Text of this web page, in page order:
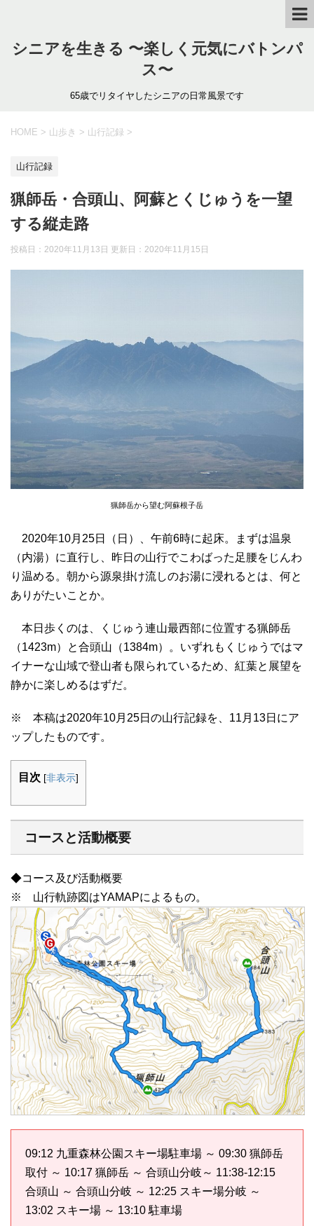
シニアを生きる 〜楽しく元気にバトンパ
ス〜
65歳でリタイヤしたシニアの日常風景です
HOME > 山歩き > 山行記録 >
山行記録
猟師岳・合頭山、阿蘇とくじゅうを一望
する縦走路
投稿日：2020年11月13日 更新日： 2020年11月15日
猟師岳から望む阿蘇根子岳
2020年10月25日（日）、午前6時に起床。まずは温泉
（内湯）に直行し、昨日の山行でこわばった足腰をじんわ
り温める。朝から源泉掛け流しのお湯に浸れるとは、何と
ありがたいことか。
本日歩くのは、くじゅう連山最西部に位置する猟師岳
（1423m）と合頭山（1384m）。いずれもくじゅうではマ
イナーな山域で登山者も限られているため、紅葉と展望を
静かに楽しめるはずだ。
※ 本稿は2020年10月25日の山行記録を、11月13日にア
ップしたものです。
目次 [非表示]
コースと活動概要
◆コース及び活動概要
※ 山行軌跡図はYAMAPによるもの。
09:12 九重森林公園スキー場駐車場 ～ 09:30 猟師岳
取付 ～ 10:17 猟師岳 ～ 合頭山分岐～ 11:38-12:15
合頭山 ～ 合頭山分岐 ～ 12:25 スキー場分岐 ～
13:02 スキー場 ～ 13:10 駐車場